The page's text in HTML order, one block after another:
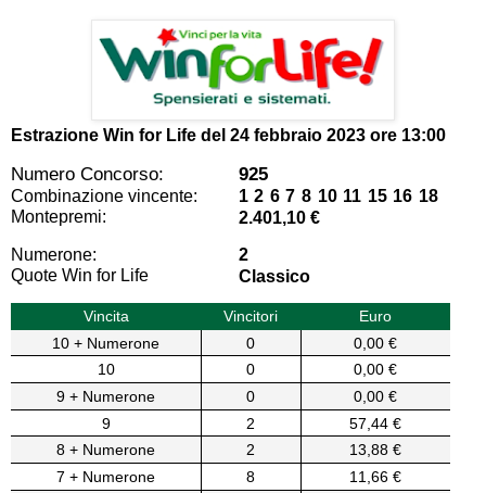
Estrazione Win for Life del 24 febbraio 2023 ore 13:00
Numero Concorso: 925
Combinazione vincente:
1 2 6 7 8 10 11 15 16 18
Montepremi:
2.401,10 €
Numerone:
2
Quote Win for Life
Classico
Vincita Vincitori
Euro
10 + Numerone
0
0,00 €
10
0
0,00 €
9 + Numerone
0
0,00 €
9
2
57,44 €
8 + Numerone
2
13,88 €
7 + Numerone
8
11,66 €